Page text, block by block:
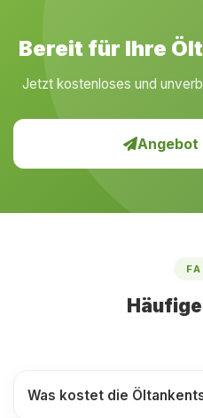
Bereit für Ihre
Jetzt kostenloses und
Angebot
Was kostet die